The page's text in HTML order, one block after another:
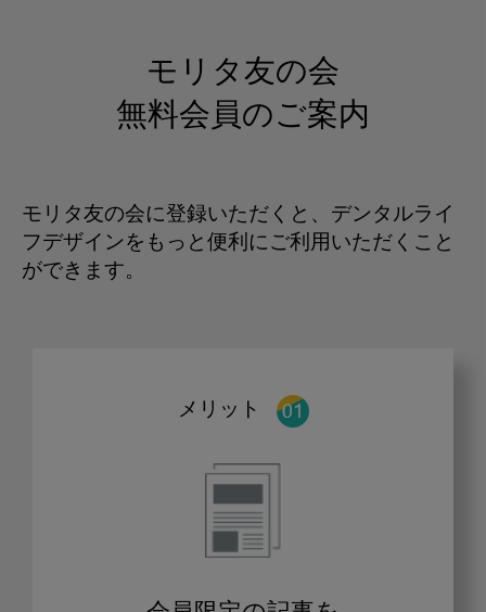
モリタ友の会
無料会員のご案内
モリタ友の会に登録いただくと、デンタルライ
フデザインをもっと便利にご利用いただくこと
ができます。
メリット